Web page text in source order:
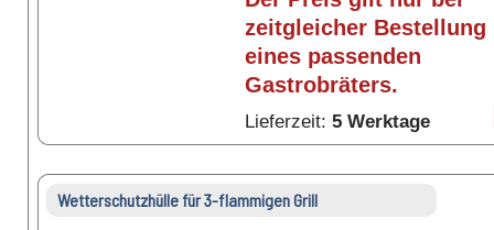
zeitgleicher Bestellung
eines passenden
Gastrobräters.
Lieferzeit: 5 Werktage
Wetterschutzhülle für 3-flammigen Grill